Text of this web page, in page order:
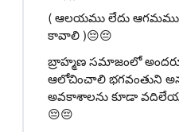
( ఆలయము లేదు
కావాలి )😔😔
బ్రాహ్మణ సమాజంలో
ఆలోచించాలి భగవంతుని
అవకాశాలను కూడా
😔😔